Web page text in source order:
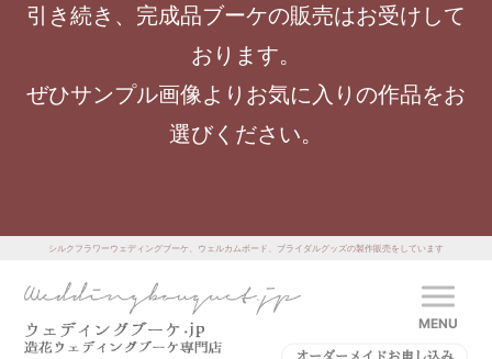
引き続き、完成品ブーケの販売はお受けして
おります。
ぜひサンプル画像よりお気に入りの作品をお
選びください。
シルクフラワーウェディングブーケ、ウェルカムボード、ブライダルグッズの製作販売をしています
MENU